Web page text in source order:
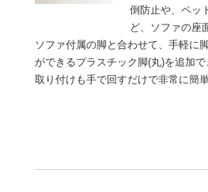
倒防止や、ペッ
ど、ソファの座
ソファ付属の脚と合わせて、手軽に
ができるプラスチック脚(丸)を追加で
取り付けも手で回すだけで非常に